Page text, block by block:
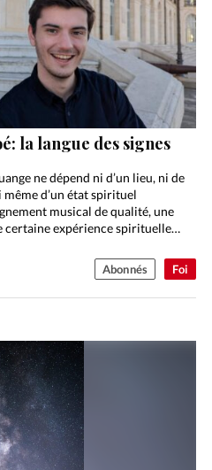
Foi
la langue des signes
ne dépend ni d’un lieu, ni de
d’un état spirituel
musical de qualité, une
certaine expérience spirituelle…
Abonnés